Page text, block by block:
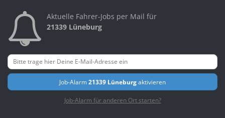
Aktuelle Fahrer-Jobs per Mail für
21339 Lüneburg
Job-Alarm21339 Lüneburgaktivieren
Job-Alarm für anderen Ort starten?